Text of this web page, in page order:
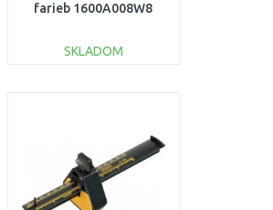
farieb 1600A008W8
SKLADOM